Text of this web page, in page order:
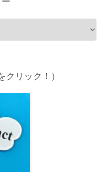
クリック！）